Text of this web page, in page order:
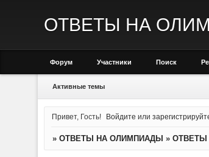
ОТВЕТЫ НА
Форум Участники Поиск
Активные темы
Привет, Гость! Войдите или
» ОТВЕТЫ НА ОЛИМПИАДЫ » ОТВЕТЫ